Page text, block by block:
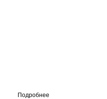
Подробнее